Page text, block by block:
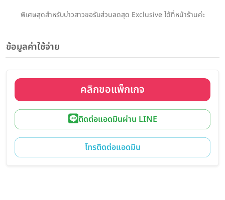
พิเศษสุดสำหรับบ่าวสาวขอรับส่วนลดสุด Exclusive ได้ที่หน้าร้านค่ะ
ข้อมูลค่าใช้จ่าย
คลิกขอแพ็กเกจ
ติดต่อแอดมินผ่าน LINE
โทรติดต่อแอดมิน